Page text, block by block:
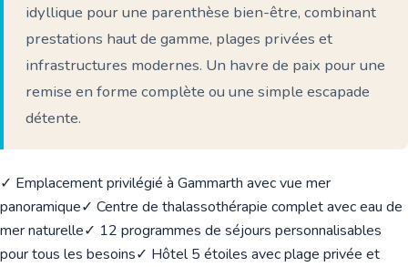
idyllique pour une parenthèse bien-être, combinant
prestations haut de gamme, plages privées et
infrastructures modernes. Un havre de paix pour une
remise en forme complète ou une simple escapade
détente.
✓ Emplacement privilégié à Gammarth avec vue mer
panoramique✓ Centre de thalassothérapie complet avec eau de
mer naturelle✓ 12 programmes de séjours personnalisables
pour tous les besoins✓ Hôtel 5 étoiles avec plage privée et